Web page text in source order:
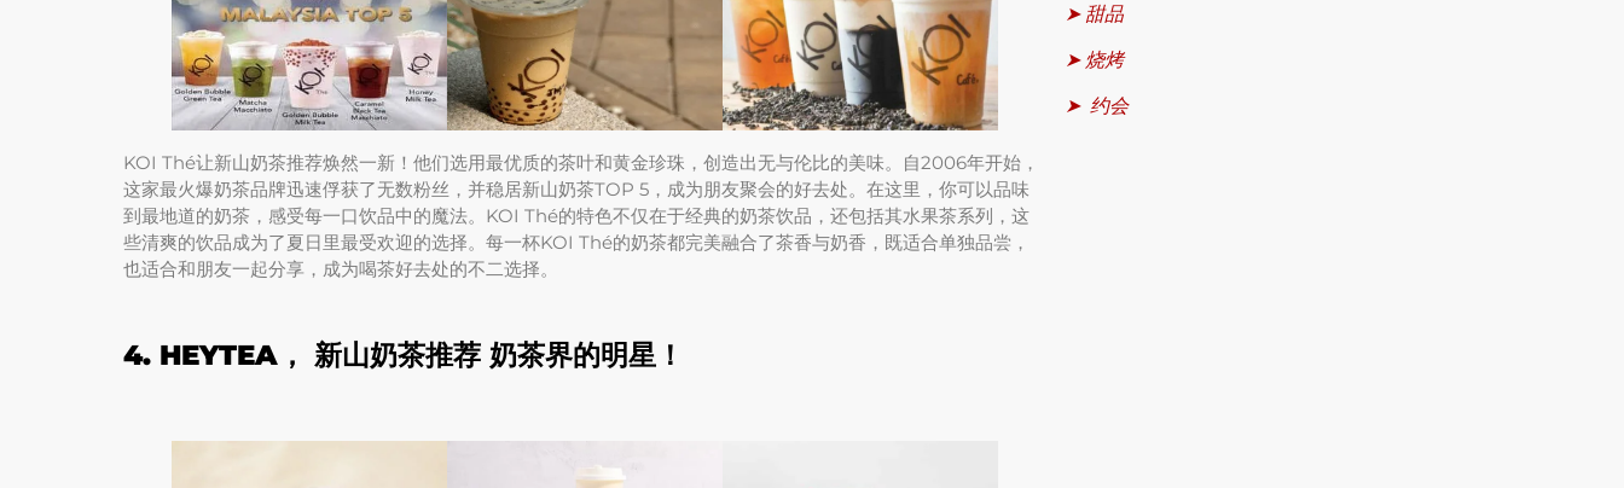
KOI Thé让新山奶茶推荐焕然一新！他们选用最优质的茶叶和黄金珍珠，创造出无与伦比的美味。自2006年开始，
这家最火爆奶茶品牌迅速俘获了无数粉丝，并稳居新山奶茶TOP 5，成为朋友聚会的好去处。在这里，你可以品味
到最地道的奶茶，感受每一口饮品中的魔法。KOI Thé的特色不仅在于经典的奶茶饮品，还包括其水果茶系列，这
些清爽的饮品成为了夏日里最受欢迎的选择。每一杯KOI Thé的奶茶都完美融合了茶香与奶香，既适合单独品尝，
也适合和朋友一起分享，成为喝茶好去处的不二选择。
4. HEYTEA， 新山奶茶推荐 奶茶界的明星！
➤ 甜品
➤ 烧烤
➤ 约会